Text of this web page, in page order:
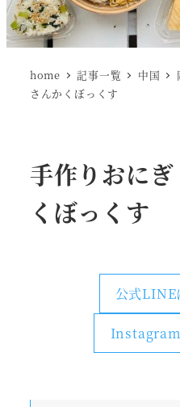
home 記事一覧 中国
さんかくぼっくす
手作りおに
くぼっくす
公式LINE